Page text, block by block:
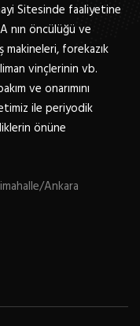
Sitesinde faaliyetine
nın öncülüğü ve
forekazık
vinçlerinin vb.
ve onarımını
ile periyodik
önüne
Ankara